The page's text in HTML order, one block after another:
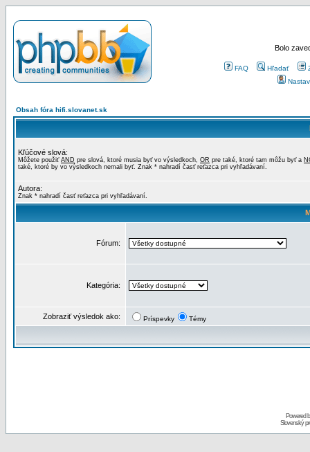
Bolo
FAQ Hľadať
Obsah fóra hifi.slovanet.sk
Kľúčové slová:
Môžete použiť AND pre slová, ktoré musia byť vo výsledkoch, OR pre také, ktoré tam môžu byť a
také, ktoré by vo výsledkoch nemali byť. Znak * nahradí časť reťazca pri vyhľadávaní.
Autora:
Znak * nahradí časť reťazca pri vyhľadávaní.
Fórum:
Kategória:
Zobraziť výsledok ako: Príspevky Témy
Powered
Slovenský